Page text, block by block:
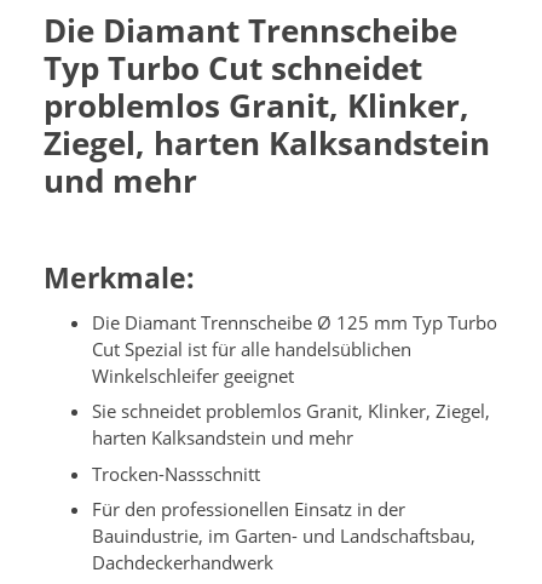
Die Diamant Trennscheibe
Typ Turbo Cut schneidet
problemlos Granit, Klinker,
Ziegel, harten Kalksandstein
und mehr
Merkmale:
Die Diamant Trennscheibe Ø 125 mm Typ Turbo
Cut Spezial ist für alle handelsüblichen
Winkelschleifer geeignet
Sie schneidet problemlos Granit, Klinker, Ziegel,
harten Kalksandstein und mehr
Trocken-Nassschnitt
Für den professionellen Einsatz in der
Bauindustrie, im Garten- und Landschaftsbau,
Dachdeckerhandwerk